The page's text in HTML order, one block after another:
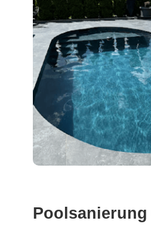
Poolsanierung